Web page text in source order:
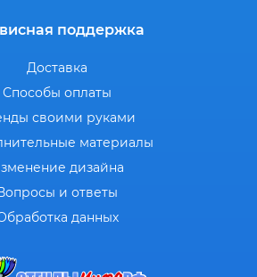
поддержка
Доставка
Способы оплаты
своими руками
материалы
дизайна
и ответы
данных